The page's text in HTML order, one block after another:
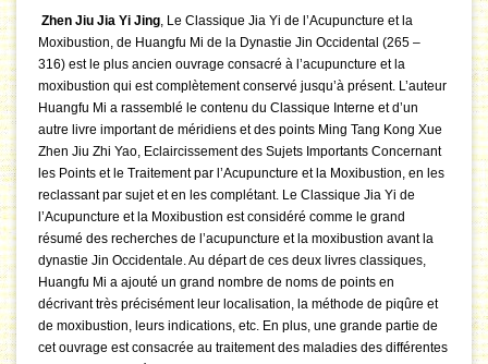
Zhen Jiu Jia Yi Jing, Le Classique Jia Yi de l’Acupuncture et la
Moxibustion, de Huangfu Mi de la Dynastie Jin Occidental (265 –
316) est le plus ancien ouvrage consacré à l’acupuncture et la
moxibustion qui est complètement conservé jusqu’à présent. L’auteur
Huangfu Mi a rassemblé le contenu du Classique Interne et d’un
autre livre important de méridiens et des points Ming Tang Kong Xue
Zhen Jiu Zhi Yao, Eclaircissement des Sujets Importants Concernant
les Points et le Traitement par l’Acupuncture et la Moxibustion, en les
reclassant par sujet et en les complétant. Le Classique Jia Yi de
l’Acupuncture et la Moxibustion est considéré comme le grand
résumé des recherches de l’acupuncture et la moxibustion avant la
dynastie Jin Occidentale. Au départ de ces deux livres classiques,
Huangfu Mi a ajouté un grand nombre de noms de points en
décrivant très précisément leur localisation, la méthode de piqûre et
de moxibustion, leurs indications, etc. En plus, une grande partie de
cet ouvrage est consacrée au traitement des maladies des différentes